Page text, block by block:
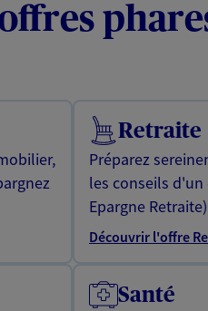
Retraite
Préparez
les conseils d'un
Epargne
Découvrir l'offre
Santé